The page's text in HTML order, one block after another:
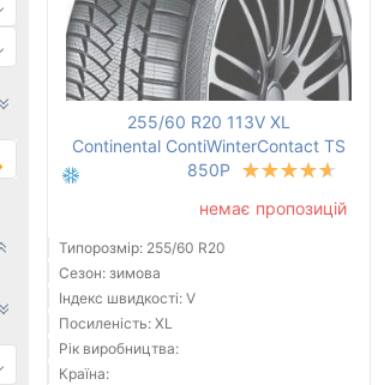
255/60 R20 113V XL
Continental ContiWinterContact TS
850P
немає пропозицій
Типорозмір: 255/60 R20
Сезон: зимова
Індекс швидкості: V
Посиленість: XL
Рік виробництва:
Країна: